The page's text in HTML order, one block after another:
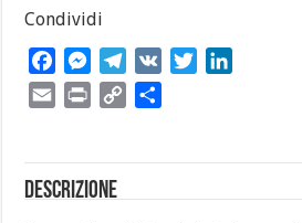
Condividi
FacebookMessenger
Telegram
VK Twitter
Email Print
Copy
Descrizione